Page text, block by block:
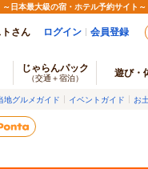
日本最大級の宿・ホテル予約サイト～
さん ログイン 会員登録
じゃらんパック
（交通＋宿泊） 遊び・
地グルメガイド イベントガイド お